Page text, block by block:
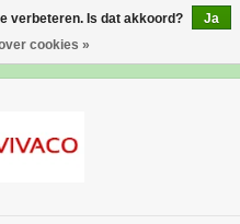
verbeteren. Is dat akkoord?
Ja
cookies »